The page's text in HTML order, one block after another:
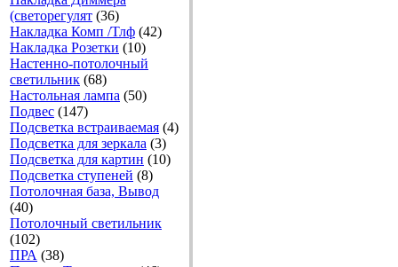
(светорегулят (36)
Накладка Комп /Тлф (42)
Накладка Розетки (10)
Настенно-потолочный
светильник (68)
Настольная лампа (50)
Подвес (147)
Подсветка встраиваемая (4)
Подсветка для зеркала (3)
Подсветка для картин (10)
Подсветка ступеней (8)
Потолочная база, Вывод
(40)
Потолочный светильник
(102)
ПРА (38)